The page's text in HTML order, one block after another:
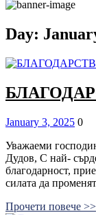
Day:
Posted
January 3, 2025 0
Уважаеми
Дудов, С най-
благодарност,
силата да
Прочети повече >>